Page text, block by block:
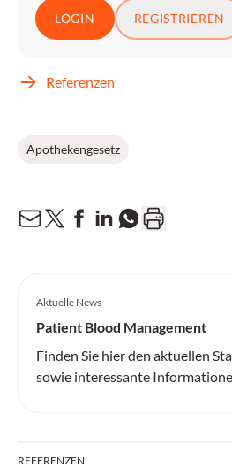
LOGIN REGISTRIEREN
Referenzen
Apothekengesetz
Aktuelle News
Patient Blood Management
Finden Sie hier den aktuellen
sowie interessante
REFERENZEN